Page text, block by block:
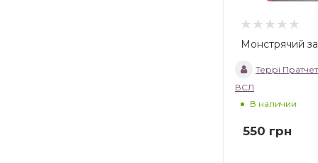
Монстрячий
Террі
ВСЛ
В наличии
550 грн